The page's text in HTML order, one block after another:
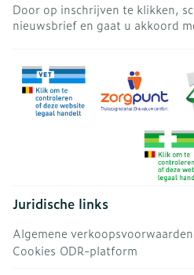
Door op inschrijven te klikken,
nieuwsbrief en gaat u akkoord
Juridische links
Algemene verkoopsvoorwaarden
Cookies ODR-platform